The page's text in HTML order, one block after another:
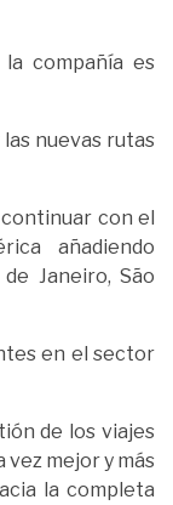
compañía es
nuevas rutas
continuar con el
añadiendo
Janeiro, São
en el sector
de los viajes
vez mejor y más
la completa